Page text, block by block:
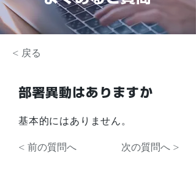
< 戻る
部署異動はありますか
基本的にはありません。
< 前の質問へ 次の質問へ >